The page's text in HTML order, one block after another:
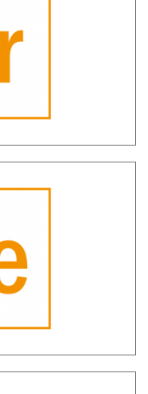
depositi russi